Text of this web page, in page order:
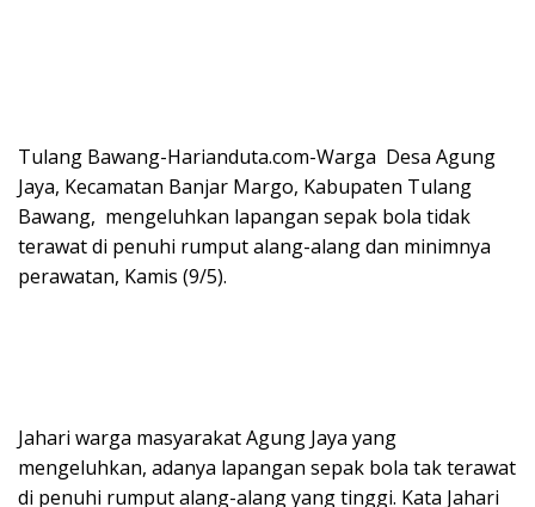
Tulang Bawang-Harianduta.com-Warga Desa Agung
Jaya, Kecamatan Banjar Margo, Kabupaten Tulang
Bawang, mengeluhkan lapangan sepak bola tidak
terawat di penuhi rumput alang-alang dan minimnya
perawatan, Kamis (9/5).
Jahari warga masyarakat Agung Jaya yang
mengeluhkan, adanya lapangan sepak bola tak terawat
di penuhi rumput alang-alang yang tinggi. Kata Jahari